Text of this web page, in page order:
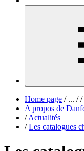
Home page /... / /
A propos de
/ Actualités
/ Les catalogues